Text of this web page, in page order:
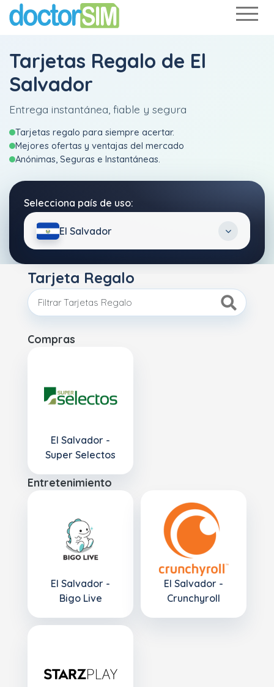
Tarjetas Regalo de El
Salvador
Entrega instantánea, fiable y segura
Tarjetas regalo para siempre acertar.
Mejores ofertas y ventajas del mercado
Anónimas, Seguras e Instantáneas.
Selecciona país de uso:
El Salvador
Tarjeta Regalo
Compras
El Salvador -
Super Selectos
Entretenimiento
El Salvador -
Bigo Live
El Salvador -
Crunchyroll